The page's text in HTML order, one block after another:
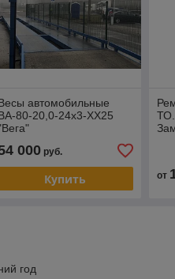
автомобильные
80-20,0-24х3-XX25
000руб.
Купить от
год